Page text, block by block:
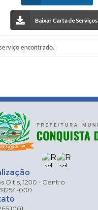
Baixar Carta de Serviços
encontrado.
Oitis, 1200 - Centro
000